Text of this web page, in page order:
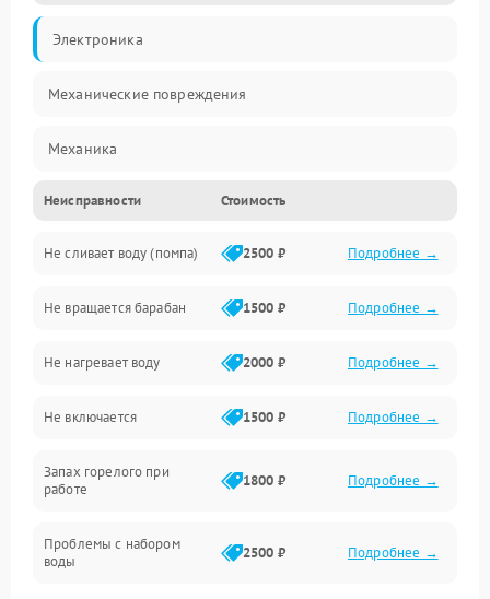
Электроника
Механические повреждения
Механика
Электропитание
Водоснабжение
Слив
Программное обеспечение
Неисправности Стоимость
Не сливает воду (помпа) 2500 ₽ Подробнее →
Не вращается барабан 1500 ₽ Подробнее →
Не нагревает воду 2000 ₽ Подробнее →
Не включается 1500 ₽ Подробнее →
Запах горелого при
работе
1800 ₽ Подробнее →
Проблемы с набором
воды
2500 ₽ Подробнее →